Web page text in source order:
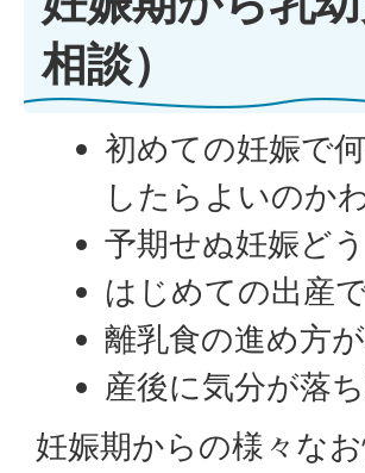
相談）
初めての妊娠で
したらよいのか
予期せぬ妊娠ど
はじめての出産
離乳食の進め方
産後に気分が落
妊娠期からの様々な